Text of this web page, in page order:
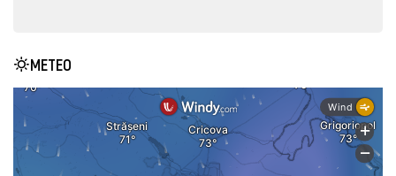
METEO